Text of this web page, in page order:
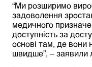
“Ми розширимо
задоволення
медичного
доступність за
основі там, де вони
швидше”, – заявили